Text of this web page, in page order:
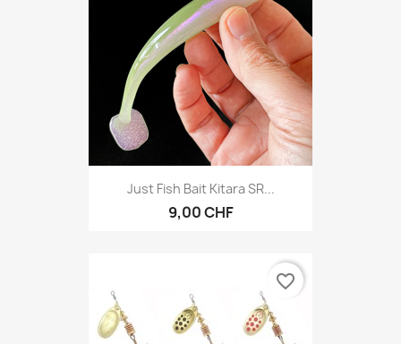
Just Fish Bait Kitara SR...
9,00 CHF
favorite_border